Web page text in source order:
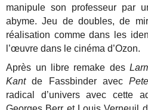
manipule son professeur par
abyme. Jeu de doubles, de
réalisation comme dans les
l’œuvre dans le cinéma d’Ozon.
Après un libre remake des
Kantde Fassbinder avec
radical d’univers avec cette